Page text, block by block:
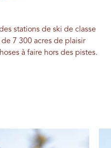
stations de ski de classe
7 300 acres de plaisir
à faire hors des pistes.